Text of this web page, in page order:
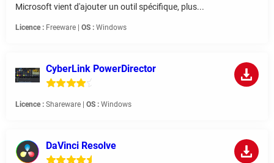
Microsoft vient d'ajouter un outil spécifique, plus...
Licence : Freeware | OS : Windows
CyberLink PowerDirector
Licence : Shareware | OS : Windows
DaVinci Resolve